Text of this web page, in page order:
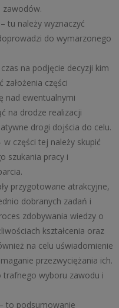
zawodów.
– tu należy wyznaczyć
do wymarzonego
na podjęcie decyzji kim
założenia części
nad ewentualnymi
na drodze realizacji
drogi dojścia do celu.
w części tej należy skupić
szukania pracy i
przygotowane atrakcyjne,
dobranych zadań i
zdobywania wiedzy o
kształcenia oraz
na celu uświadomienie
przezwyciężania ich.
trafnego wyboru zawodu i
– to podsumowanie